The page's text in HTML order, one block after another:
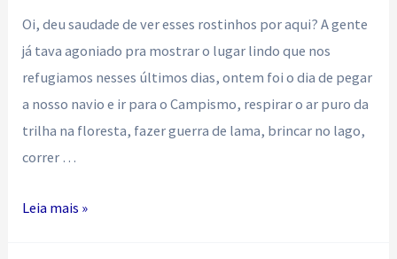
Oi, deu saudade de ver esses rostinhos por aqui? A gente
já tava agoniado pra mostrar o lugar lindo que nos
refugiamos nesses últimos dias, ontem foi o dia de pegar
a nosso navio e ir para o Campismo, respirar o ar puro da
trilha na floresta, fazer guerra de lama, brincar no lago,
correr …
Arremessadores
Leia mais »